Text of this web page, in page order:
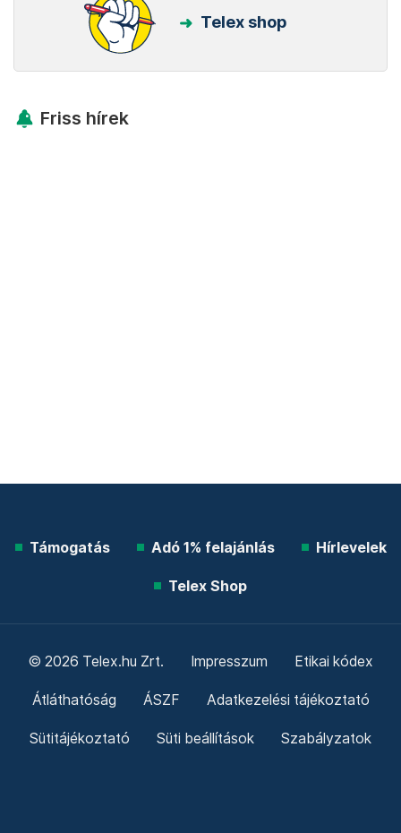
Telex shop
Friss hírek
Támogatás Adó 1% felajánlás Hírlevelek
Telex Shop
© 2026 Telex.hu Zrt. Impresszum Etikai kódex
Átláthatóság ÁSZF Adatkezelési tájékoztató
Sütitájékoztató Süti beállítások Szabályzatok